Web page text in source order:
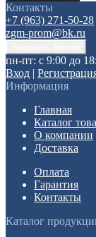
Контакты
+7 (963) 271-50-28
zgm-prom@bk.ru
пн-пт: с 9:00 до
Вход |
Информация
Главная
Каталог
О компании
Доставка
Оплата
Гарантия
Контакты
Каталог